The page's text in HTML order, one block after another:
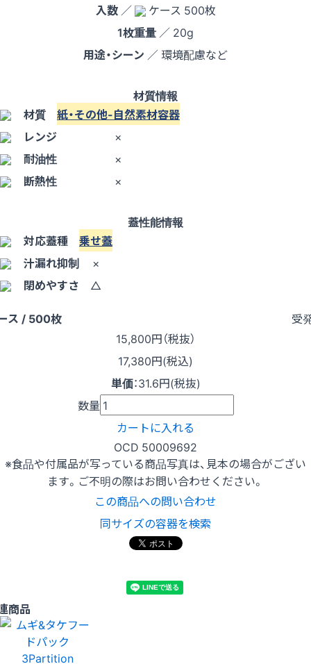
入数／
ケース 500枚
1枚重量 ／ 20g
用途・シーン ／ 環境配慮など
材質情報
材質 紙・その他-自然素材容器
レンジ
×
耐油性
×
断熱性
×
蓋性能情報
対応蓋種 乗せ蓋
汁漏れ抑制
×
閉めやすさ
△
ス / 500枚
受
15,800円（税抜）
17,380円(税込)
単価：31.6円(税抜)
数量
カートに入れる
OCD 50009692
※食品や付属品が写っている商品写真は、見本の場合がござい
ます。ご不明の際はお問い合わせください。
この商品への問い合わせ
同サイズの容器を検索
商品